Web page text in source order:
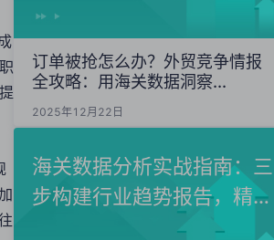
订单被抢怎么办？外贸竞争情报
全攻略：用海关数据洞察...
2025年12月22日
海关数据分析实战指南：三
步构建行业趋势报告，精准